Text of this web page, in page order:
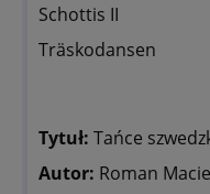
Schottis II
Träskodansen
Tytuł: Tańce
Autor: Roman